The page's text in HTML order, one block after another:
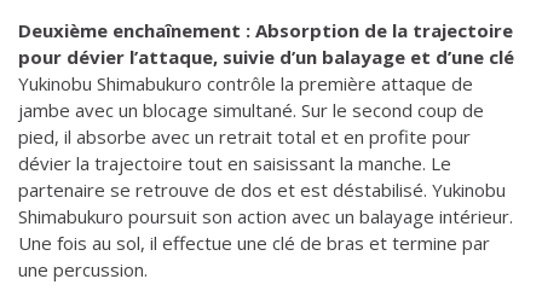
Deuxième enchaînement : Absorption de la trajectoire
pour dévier l’attaque, suivie d’un balayage et d’une clé
Yukinobu Shimabukuro contrôle la première attaque de
jambe avec un blocage simultané. Sur le second coup de
pied, il absorbe avec un retrait total et en profite pour
dévier la trajectoire tout en saisissant la manche. Le
partenaire se retrouve de dos et est déstabilisé. Yukinobu
Shimabukuro poursuit son action avec un balayage intérieur.
Une fois au sol, il effectue une clé de bras et termine par
une percussion.